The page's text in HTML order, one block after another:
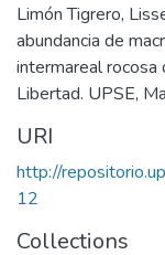
Limón Tigrero,
abundancia de
intermareal rocosa
Libertad. UPSE,
URI
http://
12
Collections